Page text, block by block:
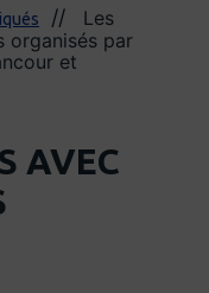
Les
organisés par
et
AVEC